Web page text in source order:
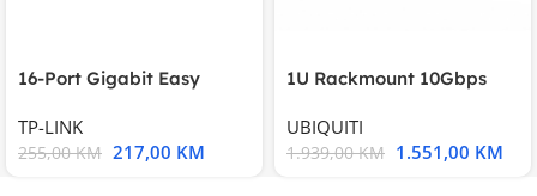
16-Port Gigabit Easy
TP-LINK
255,00KM 217,00 KM
1U Rackmount 10Gbps
UBIQUITI
1.939,00KM 1.551,00 KM